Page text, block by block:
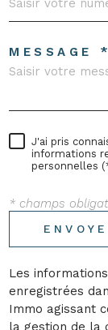
MESSAGE *
J'ai pris
informations
personnelles
* champs
Les
enregistrées
Immo agissant
la gestion de la